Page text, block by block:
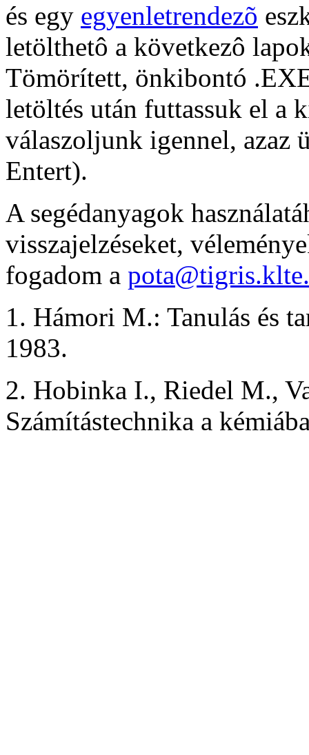
és egy egyenletrendezõ
letölthetô a következô
Tömörített, önkibontó
letöltés után futtassuk el a
válaszoljunk igennel, azaz
Entert).
A segédanyagok
visszajelzéseket,
fogadom a
1. Hámori M.: Tanulás és
1983.
2. Hobinka I., Riedel M.,
Számítástechnika a